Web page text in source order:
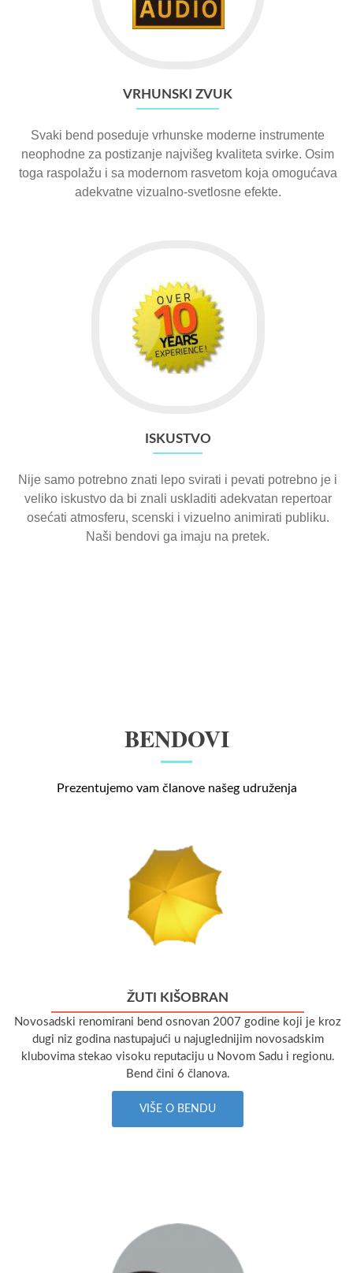
VRHUNSKI ZVUK
Svaki bend poseduje vrhunske moderne instrumente
neophodne za postizanje najvišeg kvaliteta svirke. Osim
toga raspolažu i sa modernom rasvetom koja omogućava
adekvatne vizualno-svetlosne efekte.
ISKUSTVO
Nije samo potrebno znati lepo svirati i pevati potrebno je i
veliko iskustvo da bi znali uskladiti adekvatan repertoar
osećati atmosferu, scenski i vizuelno animirati publiku.
Naši bendovi ga imaju na pretek.
BENDOVI
Prezentujemo vam članove našeg udruženja
ŽUTI KIŠOBRAN
Novosadski renomirani bend osnovan 2007 godine koji je kroz
dugi niz godina nastupajući u najuglednijim novosadskim
klubovima stekao visoku reputaciju u Novom Sadu i regionu.
Bend čini 6 članova.
VIŠE O BENDU